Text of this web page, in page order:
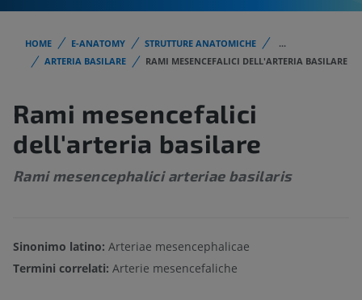
HOME E-ANATOMY STRUTTURE ANATOMICHE
...
ARTERIA BASILARE
RAMI MESENCEFALICI DELL'ARTERIA BASILARE
Rami mesencefalici
dell'arteria basilare
Rami mesencephalici arteriae basilaris
Sinonimo latino: Arteriae mesencephalicae
Termini correlati: Arterie mesencefaliche